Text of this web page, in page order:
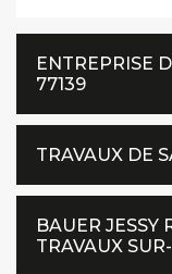
ENTREPRISE
77139
TRAVAUX DE
BAUER JESSY
TRAVAUX